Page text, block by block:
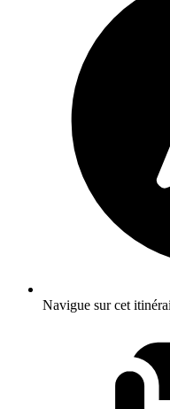
Navigue sur cet